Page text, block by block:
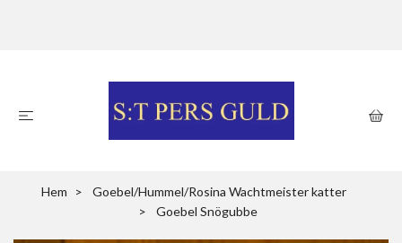
Hem
Goebel/Hummel/Rosina Wachtmeister katter
Goebel Snögubbe